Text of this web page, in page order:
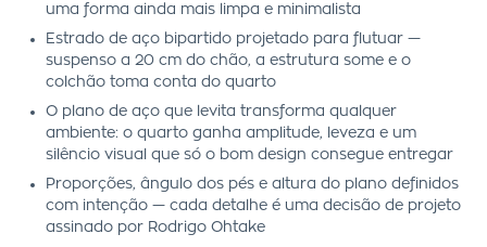
uma forma ainda mais limpa e minimalista
Estrado de aço bipartido projetado para flutuar —
suspenso a 20 cm do chão, a estrutura some e o
colchão toma conta do quarto
O plano de aço que levita transforma qualquer
ambiente: o quarto ganha amplitude, leveza e um
silêncio visual que só o bom design consegue entregar
Proporções, ângulo dos pés e altura do plano definidos
com intenção — cada detalhe é uma decisão de projeto
assinado por Rodrigo Ohtake